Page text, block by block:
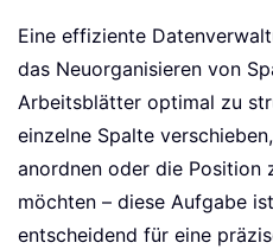
Eine effiziente
das Neuorganisieren von
Arbeitsblätter optimal zu
einzelne Spalte
anordnen oder die Position
möchten – diese Aufgabe
entscheidend für eine